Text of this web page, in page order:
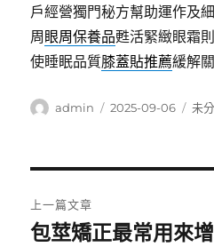
戶經營獨門秘方幫助運作及
周 眼周保養品甦活緊緻眼霜
使睡眠品質膝蓋貼推薦緩解
作
admin
發
2025-09-06
分
未
章
上一篇文章
上
包莖矯正最常用來